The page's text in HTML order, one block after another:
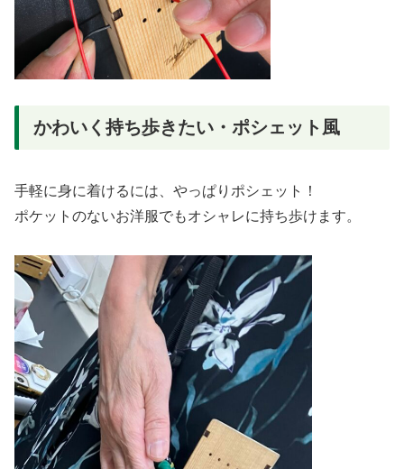
かわいく持ち歩きたい・ポシェット風
手軽に身に着けるには、やっぱりポシェット！
ポケットのないお洋服でもオシャレに持ち歩けます。